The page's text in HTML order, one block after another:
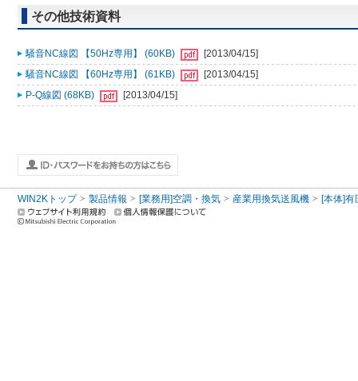
その他技術資料
騒音NC線図 【50Hz専用】 (60KB)
[2013/04/15]
騒音NC線図 【60Hz専用】 (61KB)
[2013/04/15]
P-Q線図 (68KB)
[2013/04/15]
WIN2Kトップ 製品情報 [業務用]空調・換気 産業用換気送風機 [本体]有